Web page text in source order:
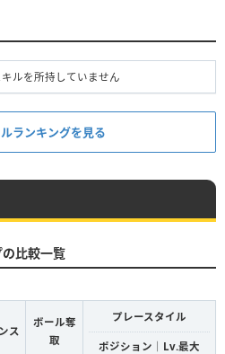
ルを所持していません
ランキングを見る
比較一覧
ス
ボール奪
取
プレースタイル
ポジション｜Lv.最大